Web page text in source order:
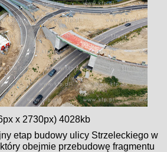
x 2730px) 4028kb
etap budowy ulicy Strzeleckiego w
obejmie przebudowę fragmentu